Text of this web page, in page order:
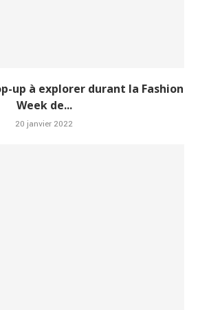
up à explorer durant la Fashion
Week de...
20 janvier 2022